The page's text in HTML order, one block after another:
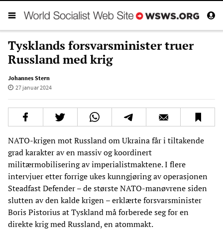
Tysklands forsvarsminister truer
Russland med krig
Johannes Stern
27 januar 2024
NATO-krigen mot Russland om Ukraina får i tiltakende
grad karakter av en massiv og koordinert
militærmobilisering av imperialistmaktene. I flere
intervjuer etter forrige ukes kunngjøring av operasjonen
Steadfast Defender – de største NATO-manøvrene siden
slutten av den kalde krigen – erklærte forsvarsminister
Boris Pistorius at Tyskland må forberede seg for en
direkte krig med Russland, en atommakt.